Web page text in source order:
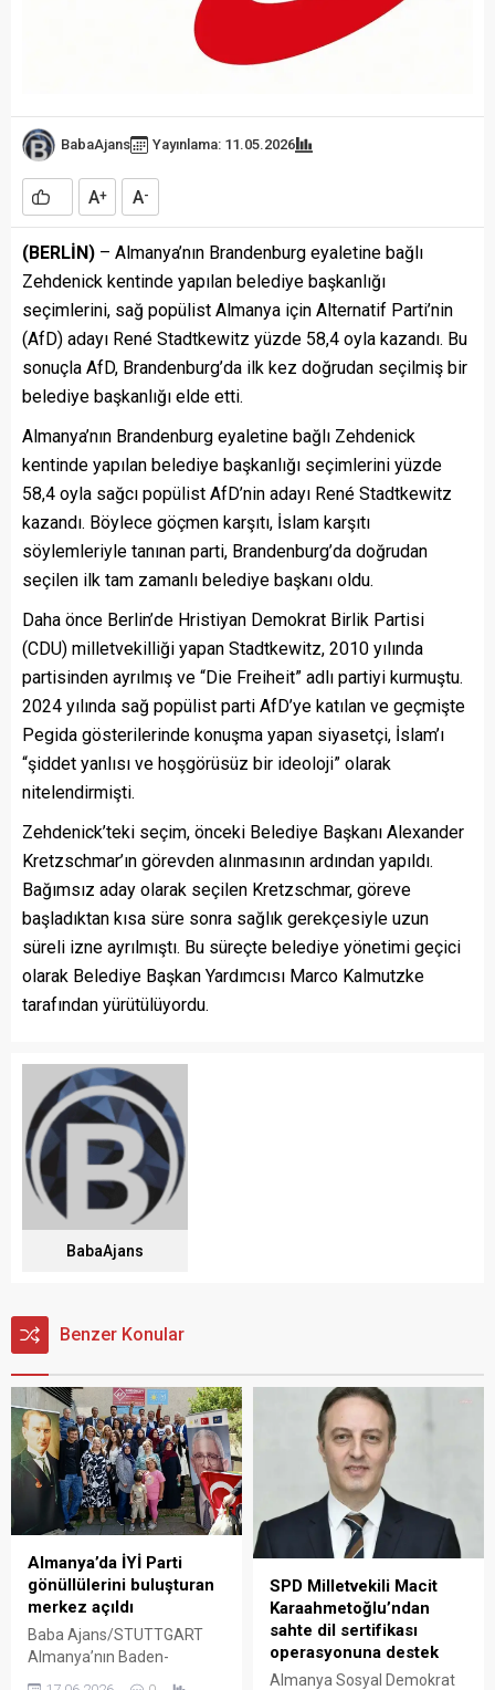
BabaAjans Yayınlama: 11.05.2026
A+ A-
(BERLİN) – Almanya’nın Brandenburg eyaletine bağlı
Zehdenick kentinde yapılan belediye başkanlığı
seçimlerini, sağ popülist Almanya için Alternatif Parti’nin
(AfD) adayı René Stadtkewitz yüzde 58,4 oyla kazandı. Bu
sonuçla AfD, Brandenburg’da ilk kez doğrudan seçilmiş bir
belediye başkanlığı elde etti.
Almanya’nın Brandenburg eyaletine bağlı Zehdenick
kentinde yapılan belediye başkanlığı seçimlerini yüzde
58,4 oyla sağcı popülist AfD’nin adayı René Stadtkewitz
kazandı. Böylece göçmen karşıtı, İslam karşıtı
söylemleriyle tanınan parti, Brandenburg’da doğrudan
seçilen ilk tam zamanlı belediye başkanı oldu.
Daha önce Berlin’de Hristiyan Demokrat Birlik Partisi
(CDU) milletvekilliği yapan Stadtkewitz, 2010 yılında
partisinden ayrılmış ve “Die Freiheit” adlı partiyi kurmuştu.
2024 yılında sağ popülist parti AfD’ye katılan ve geçmişte
Pegida gösterilerinde konuşma yapan siyasetçi, İslam’ı
“şiddet yanlısı ve hoşgörüsüz bir ideoloji” olarak
nitelendirmişti.
Zehdenick’teki seçim, önceki Belediye Başkanı Alexander
Kretzschmar’ın görevden alınmasının ardından yapıldı.
Bağımsız aday olarak seçilen Kretzschmar, göreve
başladıktan kısa süre sonra sağlık gerekçesiyle uzun
süreli izne ayrılmıştı. Bu süreçte belediye yönetimi geçici
olarak Belediye Başkan Yardımcısı Marco Kalmutzke
tarafından yürütülüyordu.
BabaAjans
Benzer Konular
Almanya’da İYİ Parti
gönüllülerini buluşturan
merkez açıldı
Baba Ajans/STUTTGART
Almanya’nın Baden-
SPD Milletvekili Macit
Karaahmetoğlu’ndan
sahte dil sertifikası
operasyonuna destek
Almanya Sosyal Demokrat